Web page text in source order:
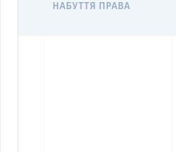
НАБУТТЯ ПРАВА